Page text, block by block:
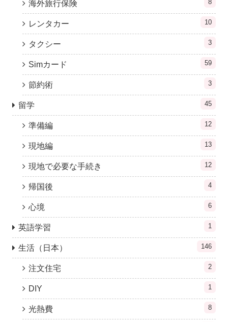
海外旅行保険 8
レンタカー 10
タクシー 3
Simカード 59
節約術 3
留学 45
準備編 12
現地編 13
現地で必要な手続き 12
帰国後 4
心境 6
英語学習 1
生活（日本） 146
注文住宅 2
DIY 1
光熱費 8